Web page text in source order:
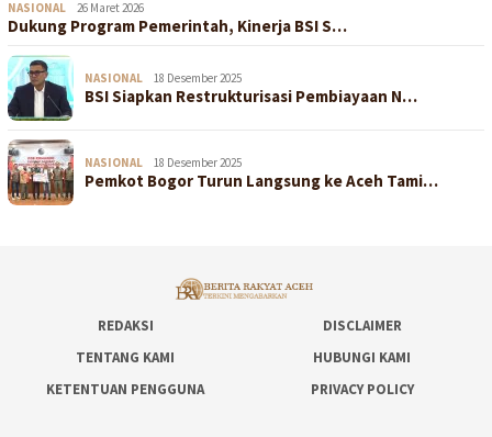
NASIONAL 26 Maret 2026
Dukung Program Pemerintah, Kinerja BSI S…
NASIONAL 18 Desember 2025
BSI Siapkan Restrukturisasi Pembiayaan N…
NASIONAL 18 Desember 2025
Pemkot Bogor Turun Langsung ke Aceh Tami…
REDAKSI
DISCLAIMER
TENTANG KAMI
HUBUNGI KAMI
KETENTUAN PENGGUNA
PRIVACY POLICY